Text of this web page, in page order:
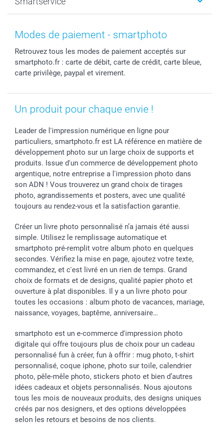
Contactez le service client de smartphoto si votre
livraison de votre commande.
Contactezle service client de Klarna
si votre question concerne votre paiement ou un
remboursement.
Faire-part & Cartes
Coques smartphone
Cadres photo & accessoires déco
Dénicheur d'idées cadeau
Naissance & baptême
Fête des Mères
Communion
Baptême
Rentrée des classes
Saint-Valentin
Plan du site
Droit de rétraction
Vie privée
Gestion des cookies
Partenariats & Influence
Investisseurs
Aide
smartfriends
Livraison
Grandes quantités
Statut de ma commande
Modes de paiement - smartphoto
Retrouvez tous les modes de paiement acceptés sur
smartphoto.fr : carte de débit, carte de crédit, carte bleue,
carte privilège, paypal et virement.
Un produit pour chaque envie !
Leader de l'impression numérique en ligne pour
particuliers, smartphoto.fr est LA référence en matière de
développement photo sur un large choix de supports et
produits. Issue d'un commerce de développement photo
argentique, notre entreprise a l'impression photo dans
son ADN ! Vous trouverez un grand choix de tirages
photo, agrandissements et posters, avec une qualité
toujours au rendez-vous et la satisfaction garantie.
Créer un livre photo personnalisé n’a jamais été aussi
simple. Utilisez le remplissage automatique et
smartphoto pré-remplit votre album photo en quelques
secondes. Vérifiez la mise en page, ajoutez votre texte,
commandez, et c'est livré en un rien de temps. Grand
choix de formats et de designs, qualité papier photo et
ouverture à plat disponibles. Il y a un livre photo pour
toutes les occasions : album photo de vacances, mariage,
naissance, voyages, baptême, anniversaire…
smartphoto est un e-commerce d'impression photo
digitale qui offre toujours plus de choix pour un cadeau
personnalisé fun à créer, fun à offrir : mug photo, t-shirt
personnalisé, coque iphone, photo sur toile, calendrier
photo, pêle-mêle photo, stickers photo et bien d’autres
idées cadeaux et objets personnalisés. Nous ajoutons
tous les mois de nouveaux produits, des designs uniques
créés par nos designers, et des options développées
selon les retours et besoins de nos clients.